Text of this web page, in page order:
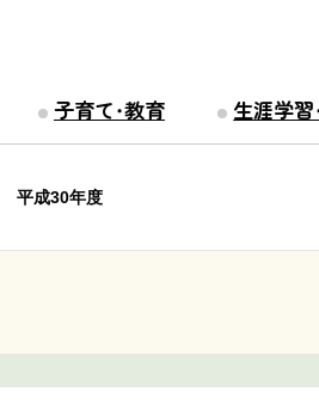
子育て・教育 生涯学習
平成30年度